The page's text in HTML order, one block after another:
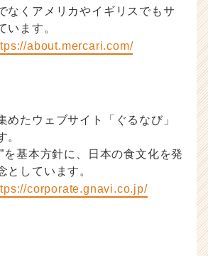
なくアメリカやイギリスでもサ
います。
about.mercari.com/
めたウェブサイト「ぐるなび」
。
を基本方針に、日本の食文化を発
としています。
corporate.gnavi.co.jp/